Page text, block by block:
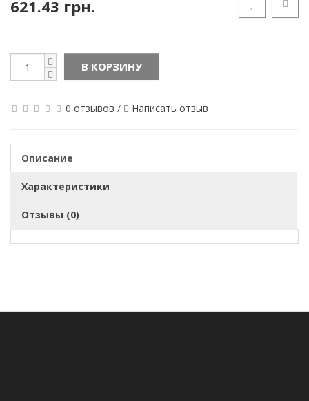
621.43 грн.
В КОРЗИНУ
0 отзывов / Написать отзыв
Описание
Характеристики
Отзывы (0)